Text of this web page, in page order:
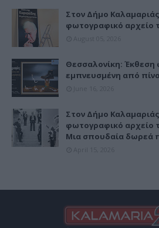
Στον Δήμο
φωτογραφικό αρχείο
Θεσσαλονίκη:
εμπνευσμένη από
Στον Δήμο
φωτογραφικό αρχείο
Μια σπουδαία δωρεά